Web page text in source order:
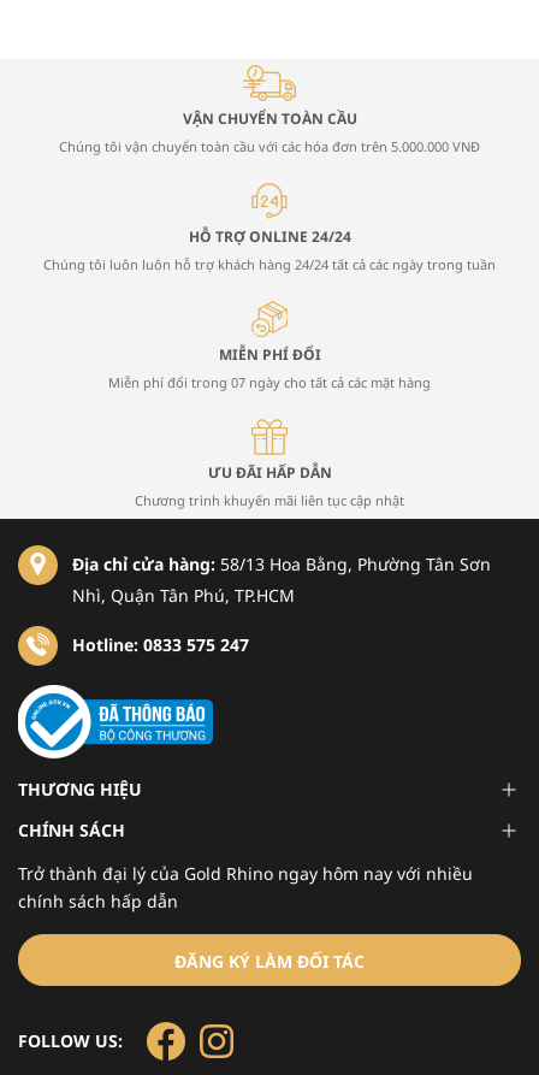
VẬN CHUYỂN TOÀN CẦU
Chúng tôi vận chuyển toàn cầu với các hóa đơn trên 5.000.000 VNĐ
HỖ TRỢ ONLINE 24/24
Chúng tôi luôn luôn hỗ trợ khách hàng 24/24 tất cả các ngày trong tuần
MIỄN PHÍ ĐỔI
Miễn phí đổi trong 07 ngày cho tất cả các mặt hàng
ƯU ĐÃI HẤP DẪN
Chương trình khuyến mãi liên tục cập nhật
Địa chỉ cửa hàng: 58/13 Hoa Bằng, Phường Tân Sơn
Nhì, Quận Tân Phú, TP.HCM
Hotline: 0833 575 247
THƯƠNG HIỆU
CHÍNH SÁCH
Trở thành đại lý của Gold Rhino ngay hôm nay với nhiều
chính sách hấp dẫn
ĐĂNG KÝ LÀM ĐỐI TÁC
FOLLOW US: